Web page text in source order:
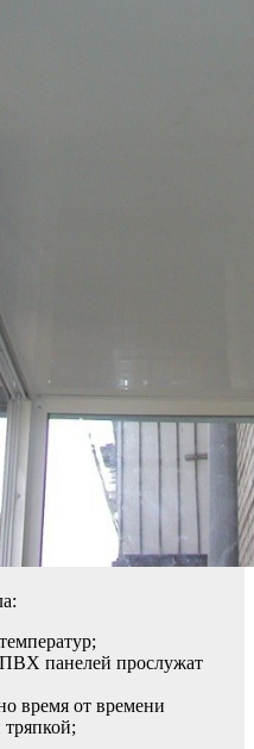
ПВХ панелей прослужат
время от времени